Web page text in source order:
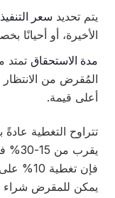
يتم تحديد سعر التنفيذ
الأخيرة، أو أحيانًا بخصم 15-25% من جولتك
مدة الاستحقاق
المُقرض من
أعلى قيمة.
تتراوح التغطية عادةً
يقرب